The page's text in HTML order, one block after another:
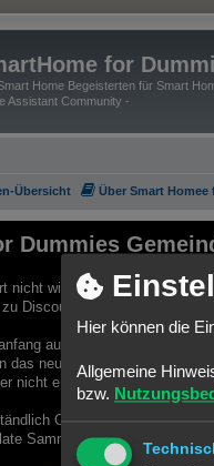
for
Home Begeisterten für Smart
Assistant Community -
Übersicht Über Smart Homee
Dummies
nicht wirklich zu den
Discourse versucht und bin
auf einer modernen
das neue Discourse Forum zu
nicht erspart, sich auf der
Online. Ich würde
Sammlungen" oder "Best
Hier können die
Allgemeine
bzw.